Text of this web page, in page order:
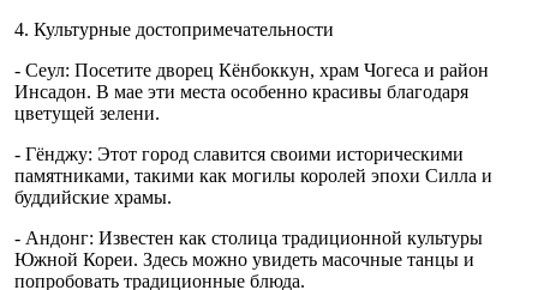
4. Культурные достопримечательности
- Сеул: Посетите дворец Кёнбоккун, храм Чогеса и район
Инсадон. В мае эти места особенно красивы благодаря
цветущей зелени.
- Гёнджу: Этот город славится своими историческими
памятниками, такими как могилы королей эпохи Силла и
буддийские храмы.
- Андонг: Известен как столица традиционной культуры
Южной Кореи. Здесь можно увидеть масочные танцы и
попробовать традиционные блюда.